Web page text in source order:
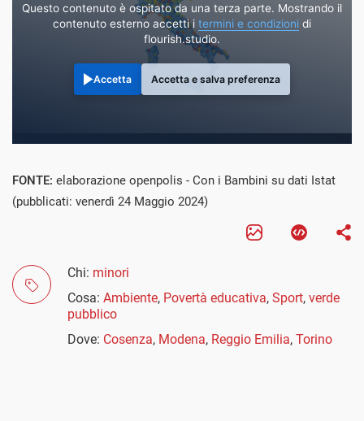
Questo contenuto è ospitato da una terza parte. Mostrando il
contenuto esterno accetti i termini e condizioni di
flourish.studio.
Accetta Accetta e salva preferenza
FONTE: elaborazione openpolis - Con i Bambini su dati Istat
(pubblicati: venerdì 24 Maggio 2024)
Chi: minori
Cosa: Ambiente, Povertà educativa, Sport, verde
pubblico
Dove: Cosenza, Modena, Reggio Emilia, Torino